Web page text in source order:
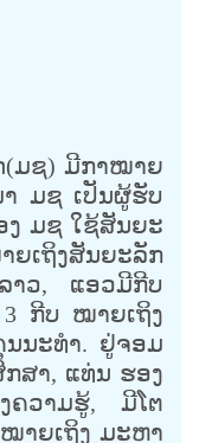
ມຊ) ມີກາໝາຍ
າ ມຊ ເປັນຜູ້ຮັບ
ມຊ ໃຊ້ສັນຍະ
ເຖິງສັນຍະລັກ
ລາວ, ແອວມີກີບ
ກີບ ໝາຍເຖິງ
ນະທໍາ. ຢູ່ຈອມ
ສາ, ແທ່ນ ຮອງ
ຄວາມຮູ້, ມີໂຕ
າຍເຖິງ ມະຫາ